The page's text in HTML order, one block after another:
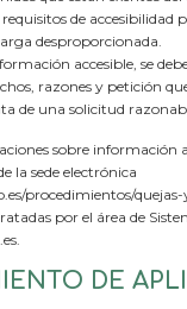
requisitos de accesibilidad
desproporcionada.
accesible, se
razones y petición
de una solicitud
sobre información
la sede electrónica
procedimientos/quejas-
por el área de
DE